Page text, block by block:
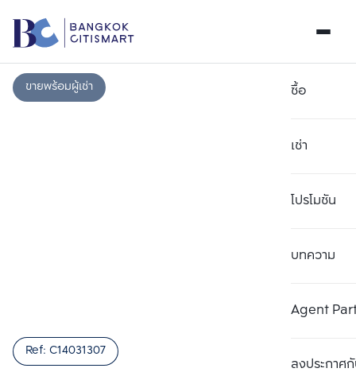
ซื้อ
เช่า
โปรโมชัน
บทความ
Agent
ลงประกาศกั
ขายพร้อมผู้เช่า
Ref: C14031307